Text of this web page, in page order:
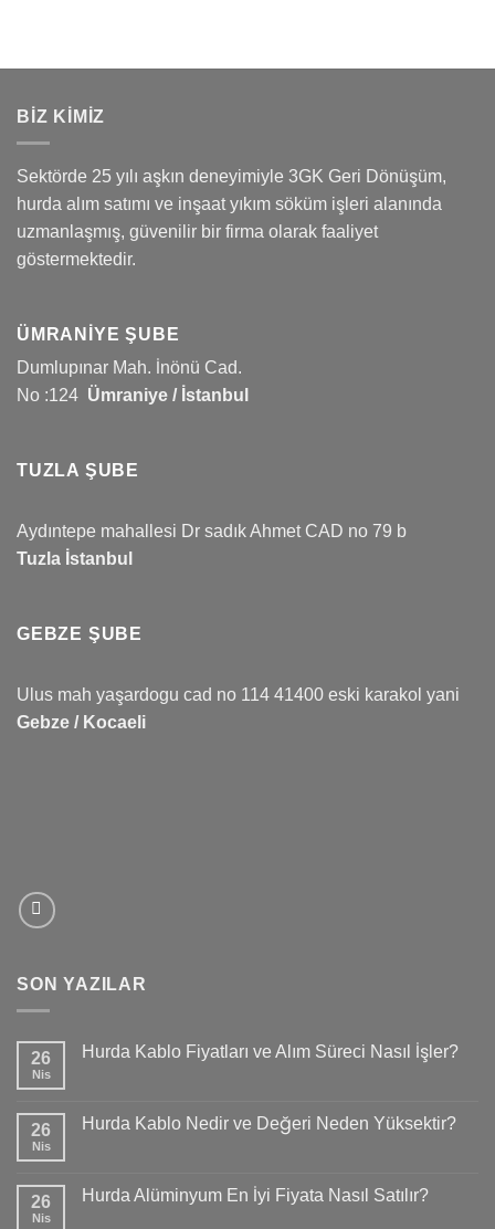
BİZ KİMİZ
Sektörde 25 yılı aşkın deneyimiyle 3GK Geri Dönüşüm,
hurda alım satımı ve inşaat yıkım söküm işleri alanında
uzmanlaşmış, güvenilir bir firma olarak faaliyet
göstermektedir.
ÜMRANIYE ŞUBE
Dumlupınar Mah. İnönü Cad.
No :124 Ümraniye / İstanbul
TUZLA ŞUBE
Aydıntepe mahallesi Dr sadık Ahmet CAD no 79 b
Tuzla İstanbul
GEBZE ŞUBE
Ulus mah yaşardogu cad no 114 41400 eski karakol yani
Gebze / Kocaeli
SON YAZILAR
26
Nis
Hurda Kablo Fiyatları ve Alım Süreci Nasıl İşler?
26
Nis
Hurda Kablo Nedir ve Değeri Neden Yüksektir?
26
Nis
Hurda Alüminyum En İyi Fiyata Nasıl Satılır?